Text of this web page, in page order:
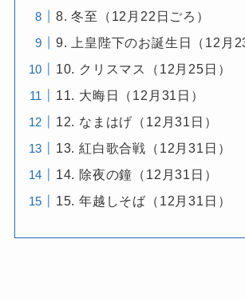
8. 冬至（12月22日ごろ）
9. 上皇陛下のお誕生日（12月
10. クリスマス（12月25日）
11. 大晦日（12月31日）
12. なまはげ（12月31日）
13. 紅白歌合戦（12月31日）
14. 除夜の鐘（12月31日）
15. 年越しそば（12月31日）